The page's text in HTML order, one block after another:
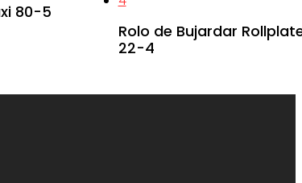
80-5
Rolo de Bujardar
22-4